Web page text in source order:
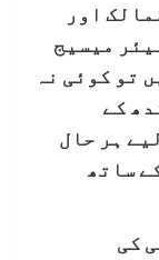
اور
میسیج
تو کوئی نہ
کے
ہر حال
ساتھ
کی